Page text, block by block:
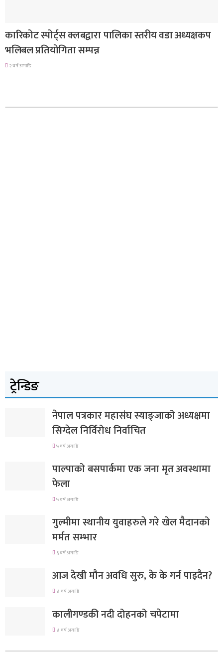
कारिकोट स्पोर्ट्स क्लबद्वारा पालिका स्तरीय वडा अध्यक्षकप
भलिबल प्रतियोगिता सम्पन्न
२ वर्ष अगाडि
ट्रेन्डिङ
नेपाल पत्रकार महासंघ स्याङ्जाको अध्यक्षमा
सिग्देल निर्विरोध निर्वाचित
५ वर्ष अगाडि
पाल्पाको बसपार्कमा एक जना मृत अवस्थामा
फेला
५ वर्ष अगाडि
गुल्मीमा स्थानीय युवाहरुले गरे खेल मैदानको
मर्मत सम्भार
६ वर्ष अगाडि
आज देखी मौन अवधि सुरु, के के गर्न पाइदैन?
४ वर्ष अगाडि
कालीगण्डकी नदी दोहनको चपेटामा
४ वर्ष अगाडि